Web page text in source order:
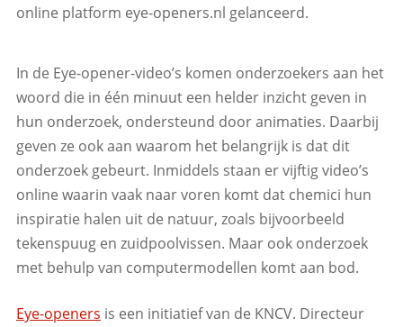
online platform eye-openers.nl gelanceerd.
In de Eye-opener-video’s komen onderzoekers aan het
woord die in één minuut een helder inzicht geven in
hun onderzoek, ondersteund door animaties. Daarbij
geven ze ook aan waarom het belangrijk is dat dit
onderzoek gebeurt. Inmiddels staan er vijftig video’s
online waarin vaak naar voren komt dat chemici hun
inspiratie halen uit de natuur, zoals bijvoorbeeld
tekenspuug en zuidpoolvissen. Maar ook onderzoek
met behulp van computermodellen komt aan bod.
Eye-openers is een initiatief van de KNCV. Directeur